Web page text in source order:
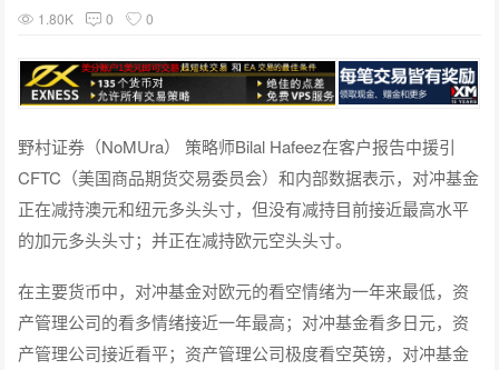
1.80K
0 0
野村证券（NoMUra） 策略师Bilal Hafeez在客户报告中援引
CFTC（美国商品期货交易委员会）和内部数据表示，对冲基金
正在减持澳元和纽元多头头寸，但没有减持目前接近最高水平
的加元多头头寸；并正在减持欧元空头头寸。
在主要货币中，对冲基金对欧元的看空情绪为一年来最低，资
产管理公司的看多情绪接近一年最高；对冲基金看多日元，资
产管理公司接近看平；资产管理公司极度看空英镑，对冲基金